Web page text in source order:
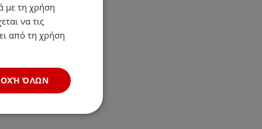
με τη χρήση
να τις
από τη χρήση
ΌΛΩΝ